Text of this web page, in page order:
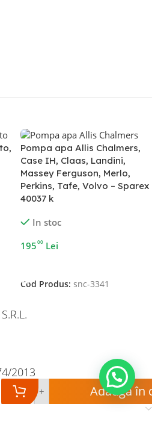
Pompa apa Allis Chalmers,
Case IH, Claas, Landini,
Massey Ferguson, Merlo,
Perkins, Tafe, Volvo – Sparex
40037 k
In stoc
19500 Lei
Cod Produs: snc-3341
2013
+ Adaugă în